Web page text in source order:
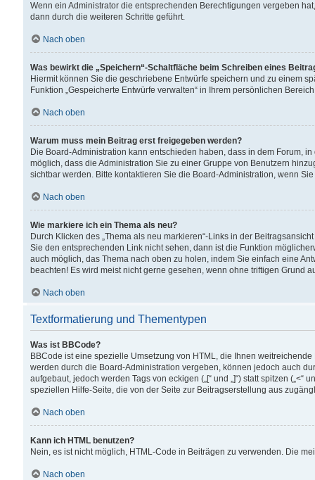
Wenn ein Administrator die entsprechenden Berechtigungen vergeben
dann durch die weiteren Schritte geführt.
Nach oben
Was bewirkt die „Speichern“-Schaltfläche beim Schreiben eines
Hiermit können Sie die geschriebene Entwürfe speichern und zu einem
Funktion „Gespeicherte Entwürfe verwalten“ in Ihrem persönlichen
Nach oben
Warum muss mein Beitrag erst freigegeben werden?
Die Board-Administration kann entschieden haben, dass in dem Forum,
möglich, dass die Administration Sie zu einer Gruppe von Benutzern
sichtbar werden. Bitte kontaktieren Sie die Board-Administration, wenn
Nach oben
Wie markiere ich ein Thema als neu?
Durch Klicken des „Thema als neu markieren“-Links in der
Sie den entsprechenden Link nicht sehen, dann ist die Funktion
auch möglich, das Thema nach oben zu holen, indem Sie einfach eine
beachten! Es wird meist nicht gerne gesehen, wenn ohne triftigen Grund
Nach oben
Textformatierung und Thementypen
Was ist BBCode?
BBCode ist eine spezielle Umsetzung von HTML, die Ihnen
werden durch die Board-Administration vergeben, können jedoch auch
aufgebaut, jedoch werden Tags von eckigen („[“ und „]“) statt spitzen
speziellen Hilfe-Seite, die von der Seite zur Beitragserstellung aus
Nach oben
Kann ich HTML benutzen?
Nein, es ist nicht möglich, HTML-Code in Beiträgen zu verwenden. Die
Nach oben